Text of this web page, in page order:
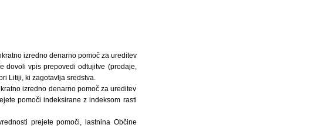
izredno denarno pomoč za ureditev
dovoli vpis prepovedi odtujitve (prodaje,
Litiji, ki zagotavlja sredstva.
izredno denarno pomoč za ureditev
pomoči indeksirane z indeksom rasti
prejete pomoči, lastnina Občine